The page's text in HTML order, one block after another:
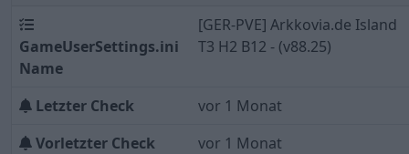
GameUserSettings.ini
Name
[GER-PVE] Arkkovia.de Island
T3 H2 B12 - (v88.25)
Letzter Check
vor 1 Monat
Vorletzter Check
vor 1 Monat